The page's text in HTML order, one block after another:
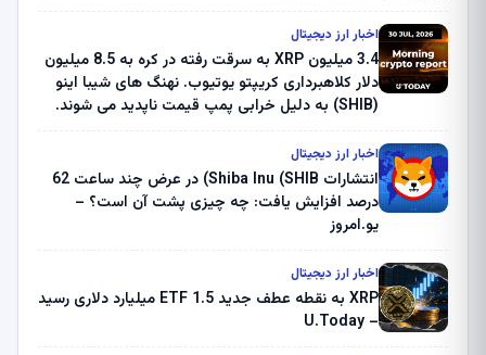
اخبار ارز دیجیتال
3.4 میلیون XRP به سرقت رفته در کره به 8.5 میلیون
دلار کلاهبرداری کریپتو یوتیوب. نهنگ های شیبا اینو
(SHIB) به دلیل خرابی پمپ قیمت ناپدید می شوند.
ثبت کرد – گزارش کریپتو صبح – U.Today
اخبار ارز دیجیتال
انتشارات Shiba Inu (SHIB) در عرض چند ساعت 62
درصد افزایش یافت: چه چیزی پشت آن است؟ –
یو.امروز
اخبار ارز دیجیتال
XRP به نقطه عطف جدید ETF 1.5 میلیارد دلاری رسید
– U.Today